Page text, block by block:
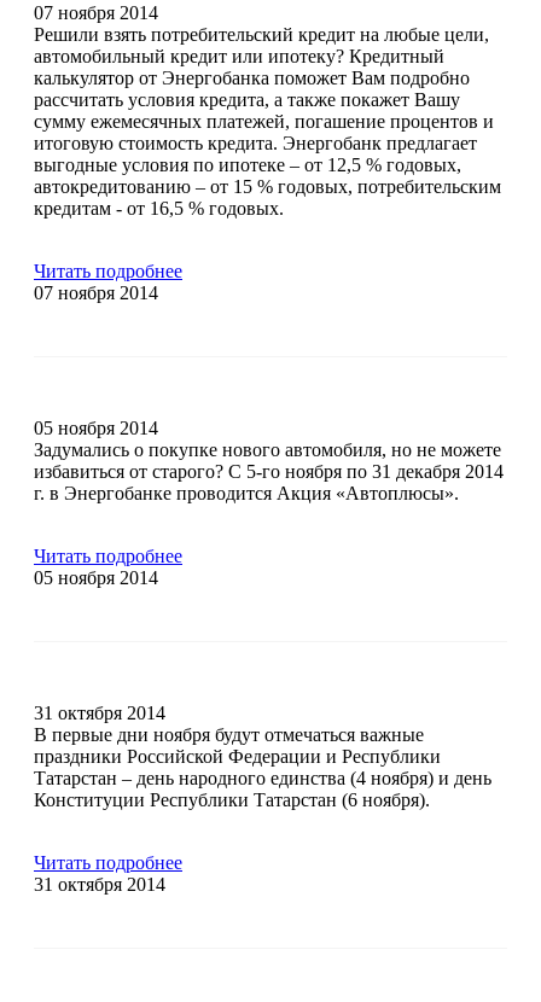
07 ноября 2014
Решили взять потребительский кредит на любые цели,
автомобильный кредит или ипотеку? Кредитный
калькулятор от Энергобанка поможет Вам подробно
рассчитать условия кредита, а также покажет Вашу
сумму ежемесячных платежей, погашение процентов и
итоговую стоимость кредита. Энергобанк предлагает
выгодные условия по ипотеке – от 12,5 % годовых,
автокредитованию – от 15 % годовых, потребительским
кредитам - от 16,5 % годовых.
Читать подробнее
07 ноября 2014
05 ноября 2014
Задумались о покупке нового автомобиля, но не можете
избавиться от старого? С 5-го ноября по 31 декабря 2014
г. в Энергобанке проводится Акция «Автоплюсы».
Читать подробнее
05 ноября 2014
31 октября 2014
В первые дни ноября будут отмечаться важные
праздники Российской Федерации и Республики
Татарстан – день народного единства (4 ноября) и день
Конституции Республики Татарстан (6 ноября).
Читать подробнее
31 октября 2014